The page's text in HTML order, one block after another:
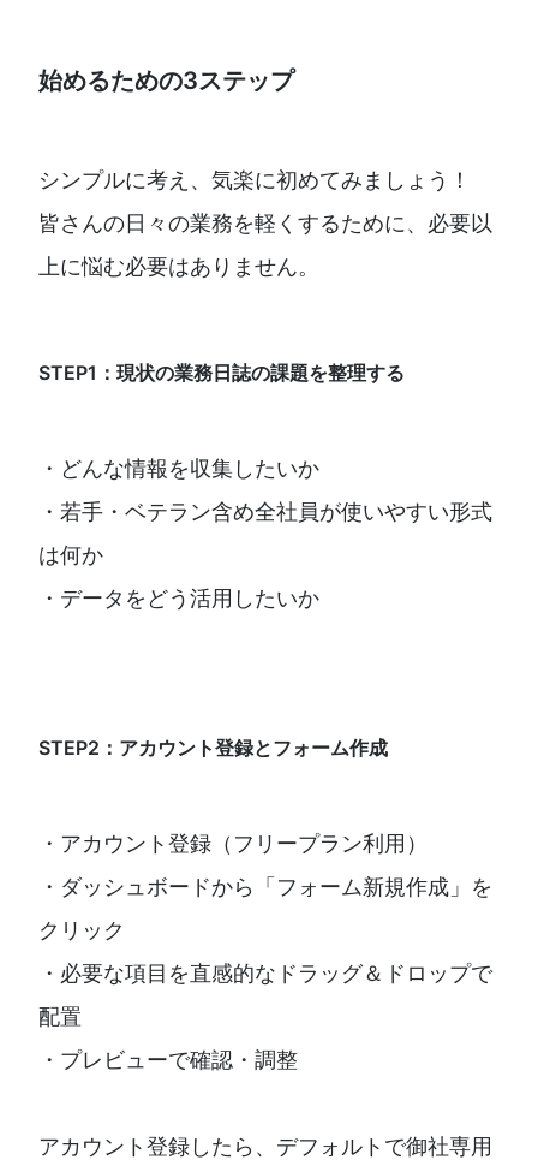
始めるための3ステップ
シンプルに考え、気楽に初めてみましょう！
皆さんの日々の業務を軽くするために、必要以
上に悩む必要はありません。
STEP1：現状の業務日誌の課題を整理する
・どんな情報を収集したいか
・若手・ベテラン含め全社員が使いやすい形式
は何か
・データをどう活用したいか
STEP2：アカウント登録とフォーム作成
・アカウント登録（フリープラン利用）
・ダッシュボードから「フォーム新規作成」を
クリック
・必要な項目を直感的なドラッグ＆ドロップで
配置
・プレビューで確認・調整
アカウント登録したら、デフォルトで御社専用